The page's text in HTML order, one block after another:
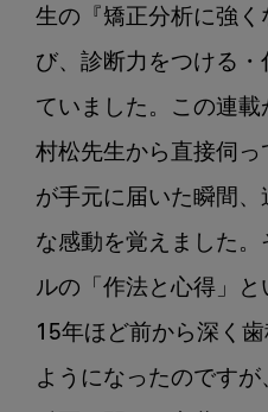
生の『矯正分析に強
び、診断力をつける
ていました。この連
村松先生から直接伺
が手元に届いた瞬間
な感動を覚えました。
ルの「作法と心得」
15年ほど前から深く
ようになったのです